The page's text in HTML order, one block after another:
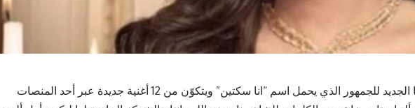
طرحت إليسا ألبومها الجديد للجمهور الذي يحمل اسم “انا سكتين” ويتكوّن من 12 أغنية جديدة عبر أحد المنصات